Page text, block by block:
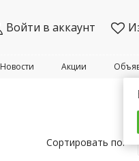
Войти в аккаунт
Акции
Новости
Сортировать по: